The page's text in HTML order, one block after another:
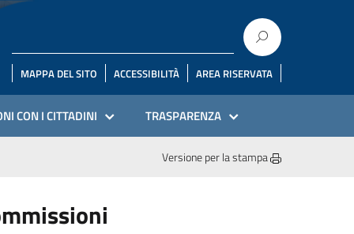
MAPPA DEL SITO ACCESSIBILITÀ AREA RISERVATA
CON I CITTADINI TRASPARENZA
Versione per la stampa